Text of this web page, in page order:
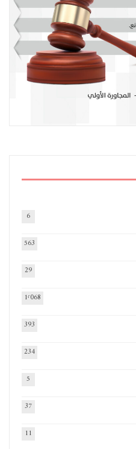
6
563
29
1٬068
393
234
5
37
11